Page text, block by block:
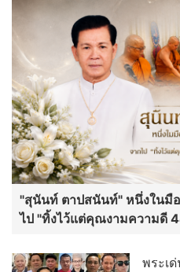
"สุนันท์ ตาปสนันท์" หนึ่งในมื
ไป "ทิ้งไว้แต่คุณงามความดี
พระเ